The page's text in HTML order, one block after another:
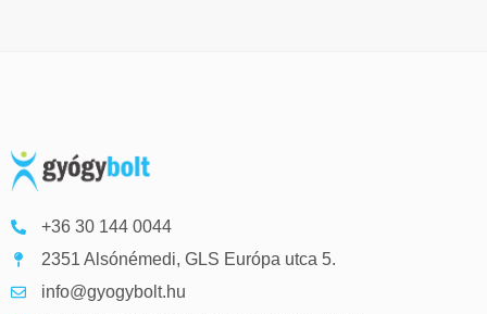
+36 30 144 0044
2351 Alsónémedi, GLS Európa utca 5.
info@gyogybolt.hu